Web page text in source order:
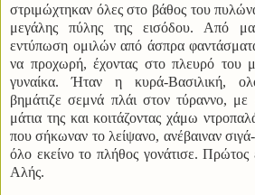
στριμώχτηκαν όλες στο βάθος του
μεγάλης πύλης της εισόδου. Από
εντύπωση ομιλών από άσπρα
να προχωρή, έχοντας στο πλευρό του
γυναίκα. Ήταν η κυρά-Βασιλική,
βημάτιζε σεμνά πλάι στον τύραννο,
μάτια της και κοιτάζοντας χάμω
που σήκωναν το λείψανο, ανέβαιναν
όλο εκείνο το πλήθος γονάτισε.
Αλής.